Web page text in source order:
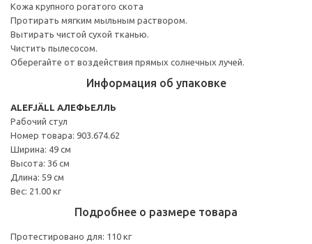
Кожа крупного рогатого скота
Протирать мягким мыльным раствором.
Вытирать чистой сухой тканью.
Чистить пылесосом.
Оберегайте от воздействия прямых солнечных лучей.
Информация об упаковке
ALEFJÄLL АЛЕФЬЕЛЛЬ
Рабочий стул
Номер товара: 903.674.62
Ширина: 49 см
Высота: 36 см
Длина: 59 см
Вес: 21.00 кг
Подробнее о размере товара
Протестировано для: 110 кг